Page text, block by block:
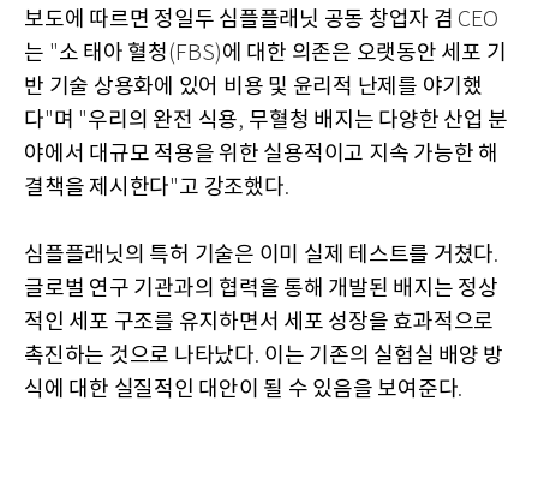
보도에 따르면 정일두 심플플래닛 공동 창업자 겸 CEO
는 "소 태아 혈청 (FBS)에 대한 의존은 오랫동안 세포 기
반 기술 상용화에 있어 비용 및 윤리적 난제를 야기했
다"며 "우리의 완전 식용, 무혈청 배지는 다양한 산업 분
야에서 대규모 적용을 위한 실용적이고 지속 가능한 해
결책을 제시한다"고 강조했다.
심플플래닛의 특허 기술은 이미 실제 테스트를 거쳤다.
글로벌 연구 기관과의 협력을 통해 개발된 배지는 정상
적인 세포 구조를 유지하면서 세포 성장을 효과적으로
촉진하는 것으로 나타났다. 이는 기존의 실험실 배양 방
식에 대한 실질적인 대안이 될 수 있음을 보여준다.